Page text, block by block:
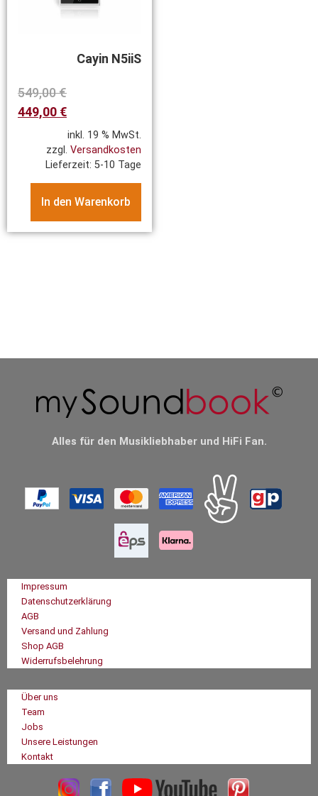
Cayin N5iiS
549,00€
449,00 €
inkl. 19 % MwSt.
zzgl. Versandkosten
Lieferzeit: 5-10 Tage
In den Warenkorb
Alles für den Musikliebhaber und HiFi Fan.
Impressum
Datenschutzerklärung
AGB
Versand und Zahlung
Shop AGB
Widerrufsbelehrung
Über uns
Team
Jobs
Unsere Leistungen
Kontakt